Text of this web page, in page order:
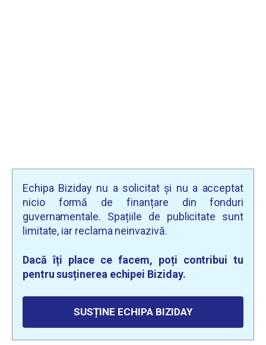
Echipa Biziday nu a solicitat și nu a acceptat
nicio formă de finanțare din fonduri
guvernamentale. Spațiile de publicitate sunt
limitate, iar reclama neinvazivă.
Dacă îți place ce facem, poți contribui tu
pentru susținerea echipei Biziday.
SUSȚINE ECHIPA BIZIDAY